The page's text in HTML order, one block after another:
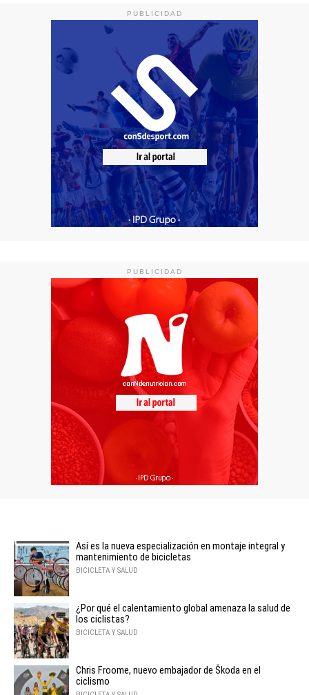
PUBLICIDAD
PUBLICIDAD
Así es la nueva especialización en montaje integral y
mantenimiento de bicicletas
BICICLETA Y SALUD
¿Por qué el calentamiento global amenaza la salud de
los ciclistas?
BICICLETA Y SALUD
Chris Froome, nuevo embajador de Škoda en el
ciclismo